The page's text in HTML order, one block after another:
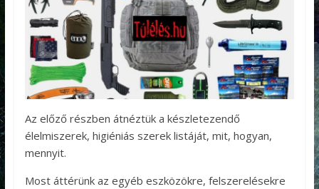
Az előző részben átnéztük a készletezendő
élelmiszerek, higiéniás szerek listáját, mit, hogyan,
mennyit.
Most áttérünk az egyéb eszközökre, felszerelésekre